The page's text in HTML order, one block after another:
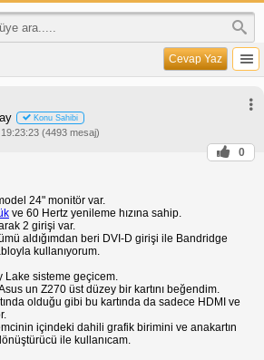
Cevap Yaz
Konu Sahibi
(4493 mesaj)
0
24" monitör var.
ve 60 Hertz yenileme hızına sahip.
2 girişi var.
aldığımdan beri DVI-D girişi ile Bandridge
kullanıyorum.
sisteme geçicem.
un Z270 üst düzey bir kartını beğendim.
olduğu gibi bu kartında da sadece HDMI ve
içindeki dahili grafik birimini ve anakartın
ile kullanıcam.